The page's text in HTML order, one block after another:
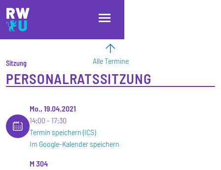
Direkt zum Inhalt
Direkt zur Hauptnavigation
Direkt zum Fußbereich
Alle Termine
Sitzung
PERSONALRATSSITZUNG
Mo., 19.04.2021
14:00
17:30
Termin speichern (ICS)
Im Google-Kalender speichern
M 304